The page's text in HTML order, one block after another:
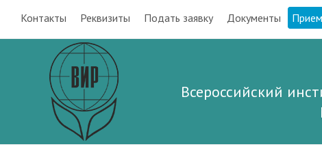
Контакты Реквизиты Подать заявку Документы
Всероссийский